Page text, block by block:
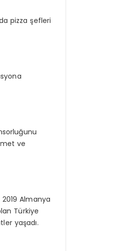
pizza şefleri
ve
Almanya
Türkiye
yaşadı.